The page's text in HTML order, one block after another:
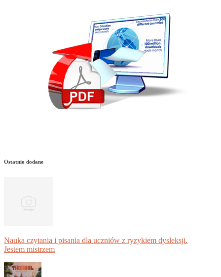
Ostatnio dodane
Nauka czytania i pisania dla uczniów z ryzykiem dysleksji.
Jestem mistrzem